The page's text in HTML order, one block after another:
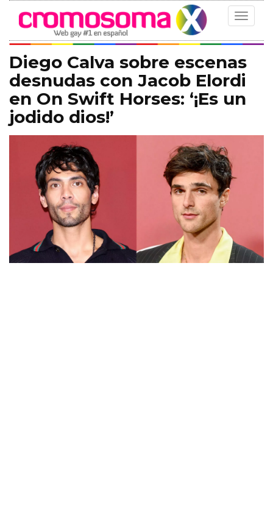
Toggle
Diego Calva sobre escenas
desnudas con Jacob Elordi
en On Swift Horses: ‘¡Es un
jodido dios!’